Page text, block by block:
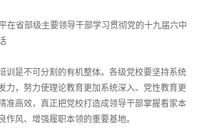
省部级主要领导干部学习贯彻党的十九届六中
训是不可分割的有机整体。各级党校要坚持系统
力，努力使理论教育更加系统深入、党性教育更
准高效，真正把党校打造成领导干部掌握看家本
风、增强履职本领的重要基地。